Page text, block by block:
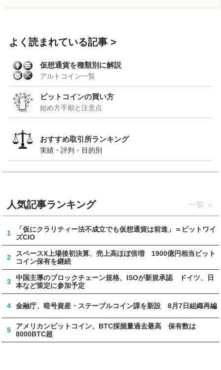
よく読まれている記事
仮想通貨を種類別に解説
アルトコイン一覧
ビットコインの買い方
始め方手順と注意点
おすすめ取引所ランキング
実績・評判・目的別
人気記事ランキング 一覧
1
「仮にクラリティー法不成立でも仮想通貨は前進」＝ビットワイ
ズCIO
2
スペースX上場後初決算、売上高ほぼ倍増 1900億円相当ビット
コイン保有を継続
3
中国主導のブロックチェーン規格、ISOが新規承認 ドイツ、日
本など策定に参加予定
4 金融庁、暗号資産・ステーブルコイン課を新設 8月7日組織再編
5
アメリカンビットコイン、BTC採掘量過去最高 保有数は
8000BTC超